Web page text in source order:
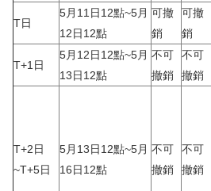
T日
5月11日12點~5月
12日12點
可撤
銷
可撤
銷
T+1日
5月12日12點~5月
13日12點
不可
撤銷
不可
撤銷
T+2日
~T+5日
5月13日12點~5月
16日12點
不可
撤銷
不可
撤銷